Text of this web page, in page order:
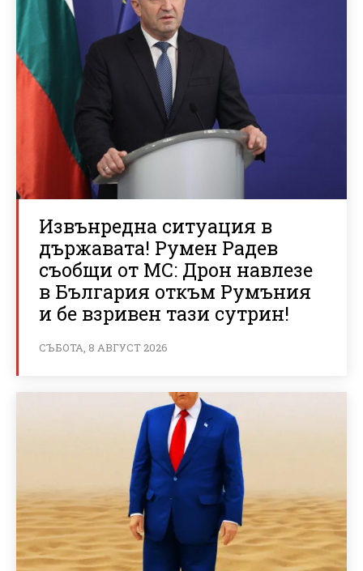
Извънредна ситуация в
държавата! Румен Радев
съобщи от МС: Дрон навлезе
в България откъм Румъния
и бе взривен тази сутрин!
СЪБОТА, 8 АВГУСТ 2026